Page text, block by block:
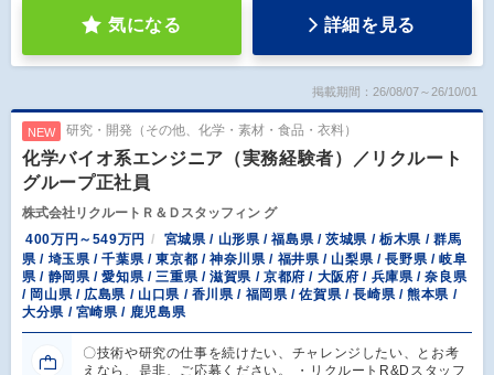
気になる 詳細を見る
掲載期間：26/08/07～26/10/01
NEW 研究・開発（その他、化学・素材・食品・衣料）
化学バイオ系エンジニア（実務経験者）／リクルート
グループ正社員
株式会社リクルートＲ＆Ｄスタッフィン グ
400万円～549万円
宮城県 / 山形県 / 福島県 / 茨城県 / 栃木県 / 群馬
県 / 埼玉県 / 千葉県 / 東京都 / 神奈川県 / 福井県 / 山梨県 / 長野県 / 岐阜
県 / 静岡県 / 愛知県 / 三重県 / 滋賀県 / 京都府 / 大阪府 / 兵庫県 / 奈良県
/ 岡山県 / 広島県 / 山口県 / 香川県 / 福岡県 / 佐賀県 / 長崎県 / 熊本県 /
大分県 / 宮崎県 / 鹿児島県
〇技術や研究の仕事を続けたい、チャレンジしたい、とお考
えなら、是非、ご応募ください。 ・リクルートR&Dスタッフ